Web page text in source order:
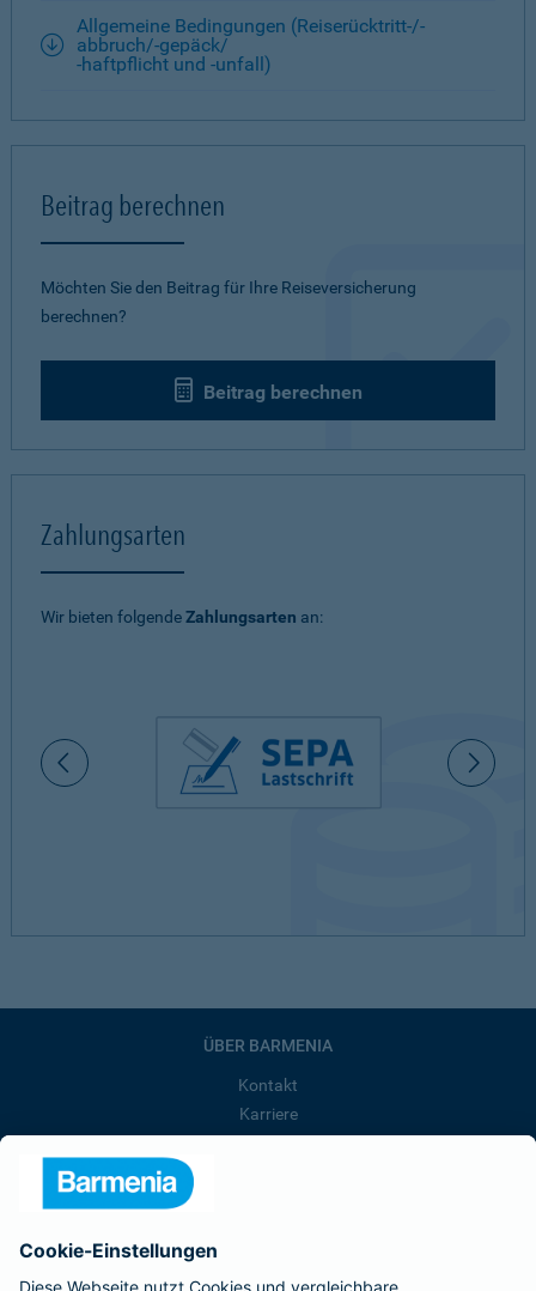
Allgemeine Bedingungen (Reiserücktritt-/-
abbruch/-gepäck/
-haftpflicht und -unfall)
Beitrag berechnen
Möchten Sie den Beitrag für Ihre Reiseversicherung
berechnen?
Beitrag berechnen
Zahlungsarten
Wir bieten folgendeZahlungsarten an:
ÜBER BARMENIA
Kontakt
Karriere
Presse
Barmenia ist Teil der BarmeniaGothaer